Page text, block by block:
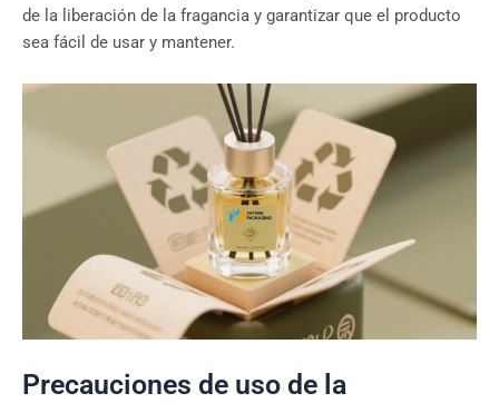
de la liberación de la fragancia y garantizar que el producto
sea fácil de usar y mantener.
Precauciones de uso de la